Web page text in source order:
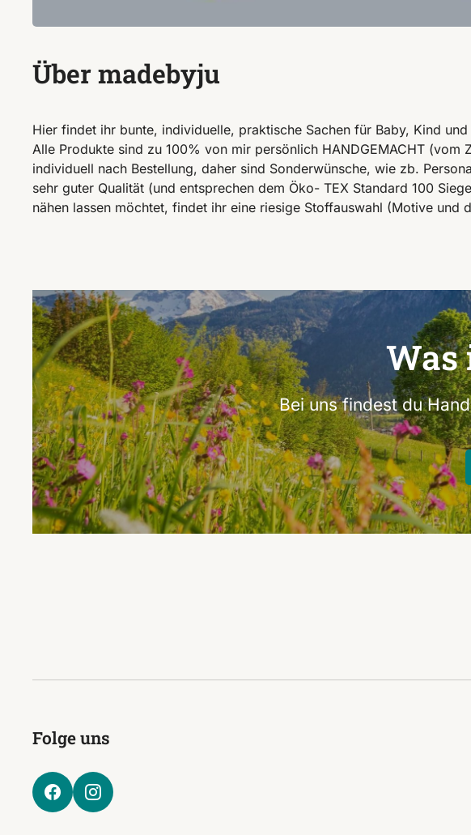
Über madebyju
Hier findet ihr bunte, individuelle, praktische Sachen für Baby, Kind und
Alle Produkte sind zu 100% von mir persönlich HANDGEMACHT
individuell nach Bestellung, daher sind Sonderwünsche, wie zb.
sehr guter Qualität (und entsprechen dem Öko- TEX Standard 100
nähen lassen möchtet, findet ihr eine riesige Stoffauswahl (Motive und
Was
Bei uns findest du
Folge uns